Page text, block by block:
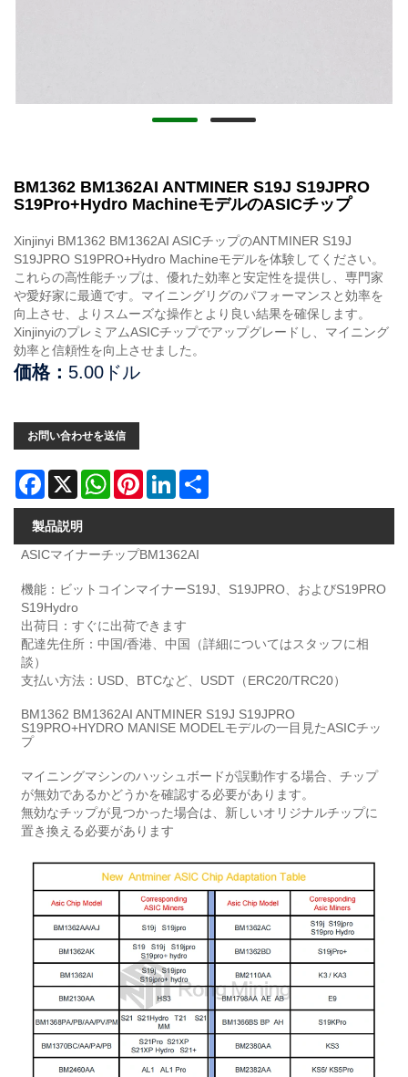
BM1362 BM1362AI ANTMINER S19J S19JPRO
S19Pro+Hydro MachineモデルのASICチップ
Xinjinyi BM1362 BM1362AI ASICチップのANTMINER S19J
S19JPRO S19PRO+Hydro Machineモデルを体験してください。
これらの高性能チップは、優れた効率と安定性を提供し、専門家
や愛好家に最適です。マイニングリグのパフォーマンスと効率を
向上させ、よりスムーズな操作とより良い結果を確保します。
XinjinyiのプレミアムASICチップでアップグレードし、マイニング
効率と信頼性を向上させました。
価格： 5.00ドル
お問い合わせを送信
Facebook
X WhatsAppPinterestLinkedIn
製品説明
ASICマイナーチップBM1362AI
機能：ビットコインマイナーS19J、S19JPRO、およびS19PRO
S19Hydro
出荷日：すぐに出荷できます
配達先住所：中国/香港、中国（詳細についてはスタッフに相
談）
支払い方法：USD、BTCなど、USDT（ERC20/TRC20）
BM1362 BM1362AI ANTMINER S19J S19JPRO
S19PRO+HYDRO MANISE MODELモデルの一目見たASICチッ
プ
マイニングマシンのハッシュボードが誤動作する場合、チップ
が無効であるかどうかを確認する必要があります。
無効なチップが見つかった場合は、新しいオリジナルチップに
置き換える必要があります